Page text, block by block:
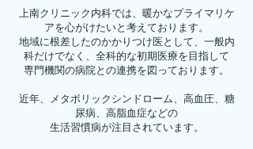
上南クリニック内科では、暖かなプライマリケ
アを心がけたいと考えております。
地域に根差したのかかりつけ医として、一般内
科だけでなく、全科的な初期医療を目指して
専門機関の病院との連携を図っております。
近年、メタボリックシンドローム、高血圧、糖
尿病、高脂血症などの
生活習慣病が注目されています。